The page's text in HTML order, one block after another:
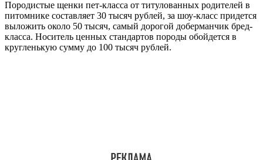
Породистые щенки пет-класса от титулованных родителей в
питомнике составляет 30 тысяч рублей, за шоу-класс придется
выложить около 50 тысяч, самый дорогой доберманчик бред-
класса. Носитель ценных стандартов породы обойдется в
кругленькую сумму до 100 тысяч рублей.